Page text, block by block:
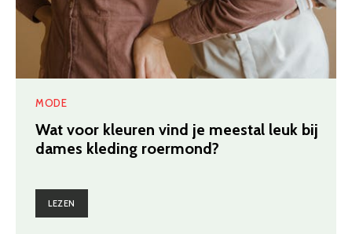
MODE
Wat voor kleuren vind je meestal leuk bij
dames kleding roermond?
LEZEN